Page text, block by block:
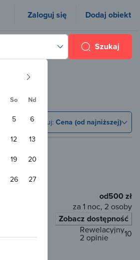
Zaloguj się Dodaj obiekt
So Nd
5
6
12
13
19
20
26
27
Szukaj
Sortuj: Cena (od najniższej)
od500 zł
za 1 noc, 2 osoby
Zobacz dostępność
10
Rewelacyjny
2 opinie